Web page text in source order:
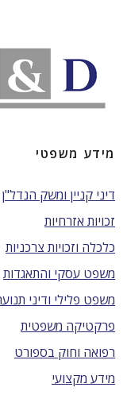
מידע משפטי
דיני קניין ומשק הנדל"ן
זכויות אזרחיות
כלכלה וזכויות צרכניות
משפט עסקי והתאגדות
משפט פלילי ודיני
פרקטיקה משפטית
רפואה וחוק בספורט
מידע מקצועי